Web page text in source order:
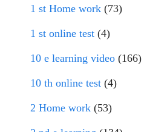
1 st Home work (73)
1 st online test (4)
10 e learning video (166)
10 th online test (4)
2 Home work (53)